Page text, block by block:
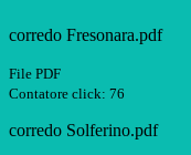
corredo Fresonara.pdf
File PDF
Contatore click: 76
corredo Solferino.pdf